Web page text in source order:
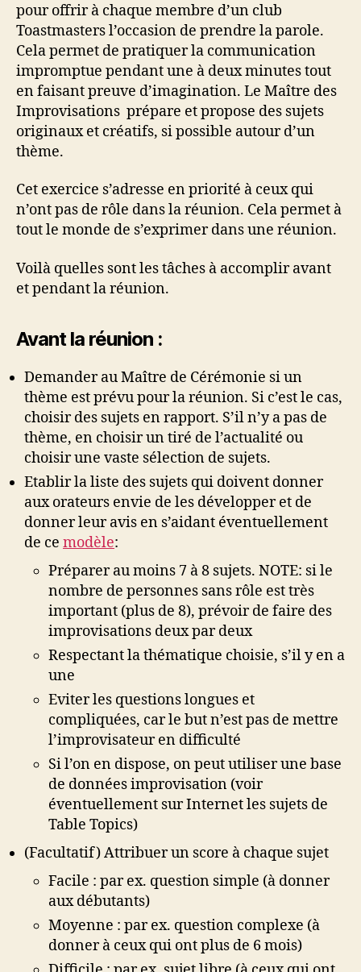
pour offrir à chaque membre d’un club
Toastmasters l’occasion de prendre la parole.
Cela permet de pratiquer la communication
impromptue pendant une à deux minutes tout
en faisant preuve d’imagination. Le Maître des
Improvisations prépare et propose des sujets
originaux et créatifs, si possible autour d’un
thème.
Cet exercice s’adresse en priorité à ceux qui
n’ont pas de rôle dans la réunion. Cela permet à
tout le monde de s’exprimer dans une réunion.
Voilà quelles sont les tâches à accomplir avant
et pendant la réunion.
Avant la réunion :
Demander au Maître de Cérémonie si un
thème est prévu pour la réunion. Si c’est le cas,
choisir des sujets en rapport. S’il n’y a pas de
thème, en choisir un tiré de l’actualité ou
choisir une vaste sélection de sujets.
Etablir la liste des sujets qui doivent donner
aux orateurs envie de les développer et de
donner leur avis en s’aidant éventuellement
de ce modèle:
Préparer au moins 7 à 8 sujets. NOTE: si le
nombre de personnes sans rôle est très
important (plus de 8), prévoir de faire des
improvisations deux par deux
Respectant la thématique choisie, s’il y en a
une
Eviter les questions longues et
compliquées, car le but n’est pas de mettre
l’improvisateur en difficulté
Si l’on en dispose, on peut utiliser une base
de données improvisation (voir
éventuellement sur Internet les sujets de
Table Topics)
(Facultatif) Attribuer un score à chaque sujet
Facile : par ex. question simple (à donner
aux débutants)
Moyenne : par ex. question complexe (à
donner à ceux qui ont plus de 6 mois)